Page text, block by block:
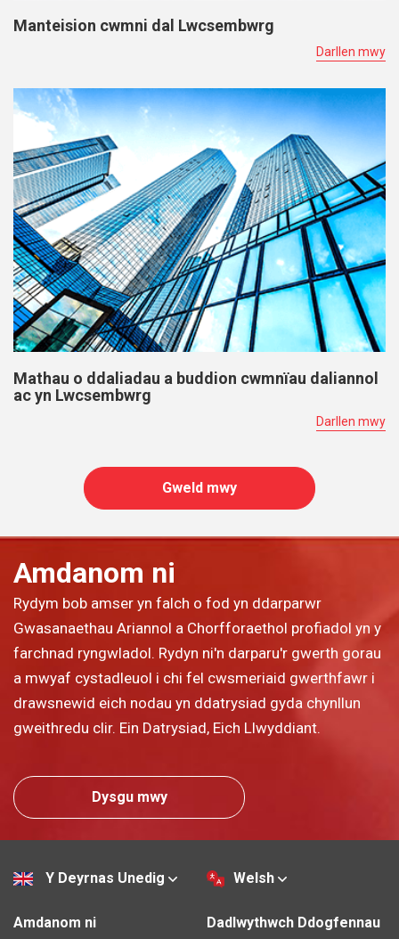
Manteision cwmni dal Lwcsembwrg
Darllen mwy
Mathau o ddaliadau a buddion cwmnïau daliannol
ac yn Lwcsembwrg
Darllen mwy
Gweld mwy
Amdanom ni
Rydym bob amser yn falch o fod yn ddarparwr
Gwasanaethau Ariannol a Chorfforaethol profiadol yn y
farchnad ryngwladol. Rydyn ni'n darparu'r gwerth gorau
a mwyaf cystadleuol i chi fel cwsmeriaid gwerthfawr i
drawsnewid eich nodau yn ddatrysiad gyda chynllun
gweithredu clir. Ein Datrysiad, Eich Llwyddiant.
Dysgu mwy
Y Deyrnas Unedig Welsh
Amdanom ni
Dadlwythwch Ddogfennau